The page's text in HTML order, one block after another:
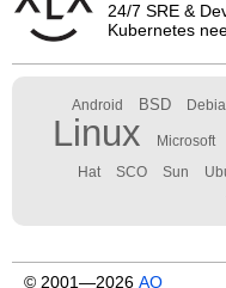
24/7 SRE &
Kubernetes
Android BSD
Linux Microsoft
Hat SCO Sun
© 2001—2026 АО